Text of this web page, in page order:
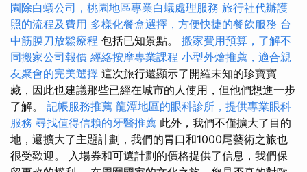
園除白蟻公司，桃園地區專業白蟻處理服務 旅行社代辦護
照的流程及費用 多樣化餐盒選擇，方便快捷的餐飲服務 台
中筋膜刀放鬆療程 包括已知景點。 搬家費用預算，了解不
同搬家公司報價 經絡按摩專業課程 小型外燴推薦，適合親
友聚會的完美選擇 這次旅行還顯示了開羅未知的珍寶寶
藏，因此也建議那些已經在城市的人使用，但他們想進一步
了解。 記帳服務推薦 龍潭地區的眼科診所，提供專業眼科
服務 尋找值得信賴的牙醫推薦 此外，我們不僅擴大了目的
地，還擴大了主題計劃，我們的胃口和1000尾藝術之旅也
很受歡迎。 入場券和可選計劃的價格提供了信息，我們保